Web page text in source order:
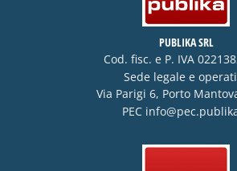
PUBLIKA SRL
Cod. fisc. e P. IVA
Sede legale e
Via Parigi 6, Porto
PEC